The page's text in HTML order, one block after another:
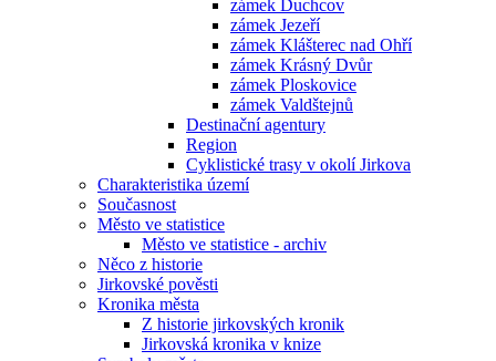
zámek Duchcov
zámek Jezeří
zámek Klášterec nad Ohří
zámek Krásný Dvůr
zámek Ploskovice
zámek Valdštejnů
Destinační agentury
Region
Cyklistické trasy v okolí Jirkova
Charakteristika území
Současnost
Město ve statistice
Město ve statistice - archiv
Něco z historie
Jirkovské pověsti
Kronika města
Z historie jirkovských kronik
Jirkovská kronika v knize